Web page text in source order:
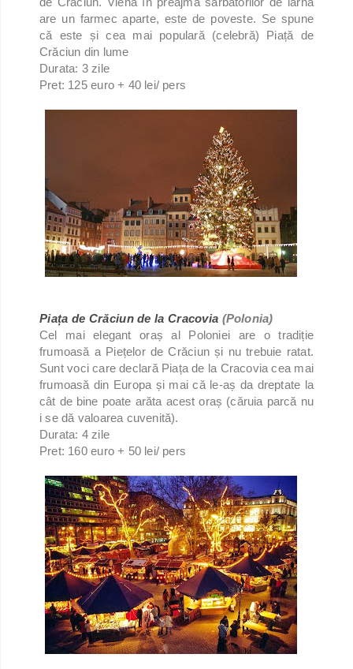
are un farmec aparte, este de poveste. Se spune
că este și cea mai populară (celebră) Piață de
Crăciun din lume
Durata: 3 zile
Pret: 125 euro + 40 lei/ pers
Piața de Crăciun de la Cracovia (Polonia)
Cel mai elegant oraș al Poloniei are o tradiție
frumoasă a Piețelor de Crăciun și nu trebuie ratat.
Sunt voci care declară Piața de la Cracovia cea mai
frumoasă din Europa și mai că le-aș da dreptate la
cât de bine poate arăta acest oraș (căruia parcă nu
i se dă valoarea cuvenită).
Durata: 4 zile
Pret: 160 euro + 50 lei/ pers